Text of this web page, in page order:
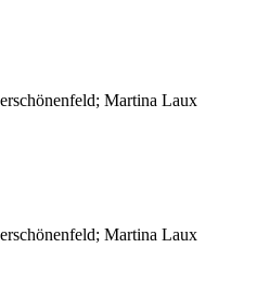
Martina Laux
Martina Laux